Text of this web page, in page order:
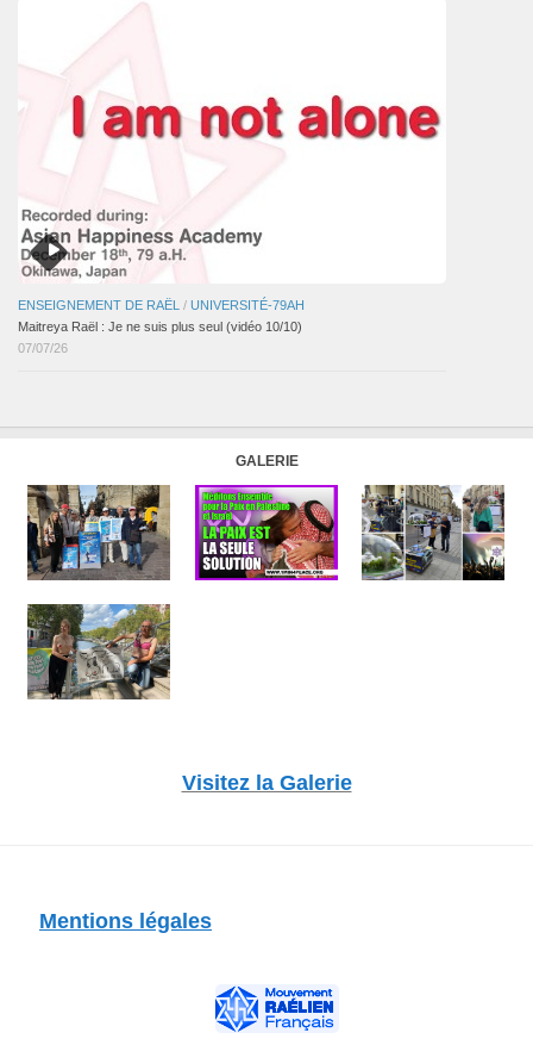
ENSEIGNEMENT DE RAËL / UNIVERSITÉ-79AH
Maitreya Raël : Je ne suis plus seul (vidéo 10/10)
07/07/26
GALERIE
Visitez la Galerie
Mentions légales